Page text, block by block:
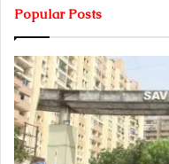
Popular Posts